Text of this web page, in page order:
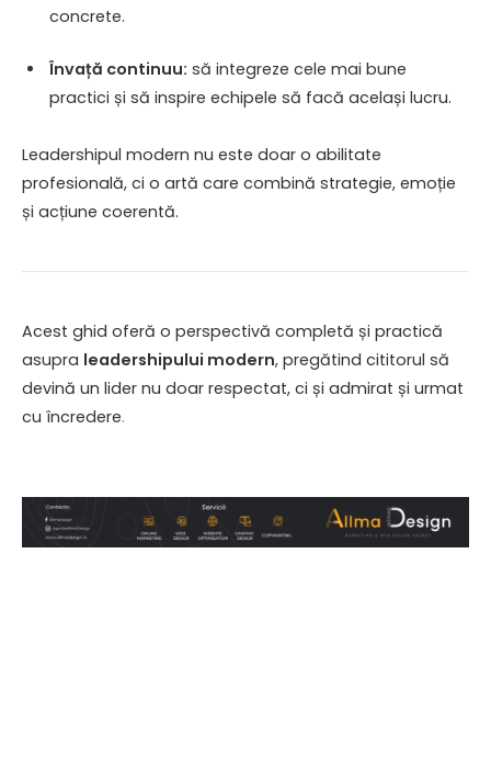
concrete.
Învață continuu: să integreze cele mai bune
practici și să inspire echipele să facă același lucru.
Leadershipul modern nu este doar o abilitate
profesională, ci o artă care combină strategie, emoție
și acțiune coerentă.
Acest ghid oferă o perspectivă completă și practică
asupra leadershipului modern, pregătind cititorul să
devină un lider nu doar respectat, ci și admirat și urmat
cu încredere.